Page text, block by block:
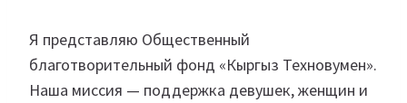
Я представляю Общественный
благотворительный фонд «Кыргыз Техновумен».
Наша миссия — поддержка девушек, женщин и